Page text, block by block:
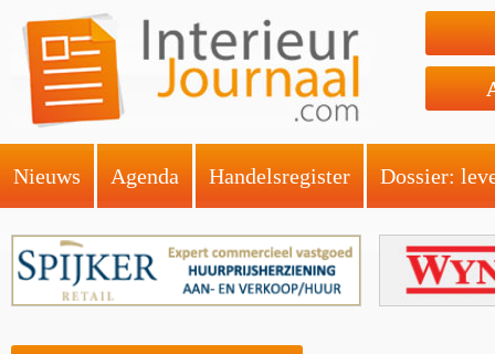
Nieuws Agenda Handelsregister Dossier: